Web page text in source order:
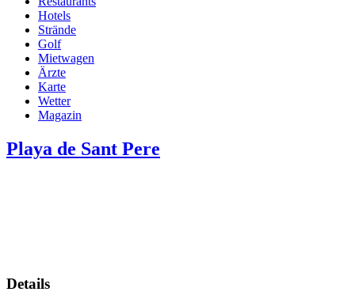
Hotels
Strände
Golf
Mietwagen
Ärzte
Karte
Wetter
Magazin
Playa de Sant Pere
Details